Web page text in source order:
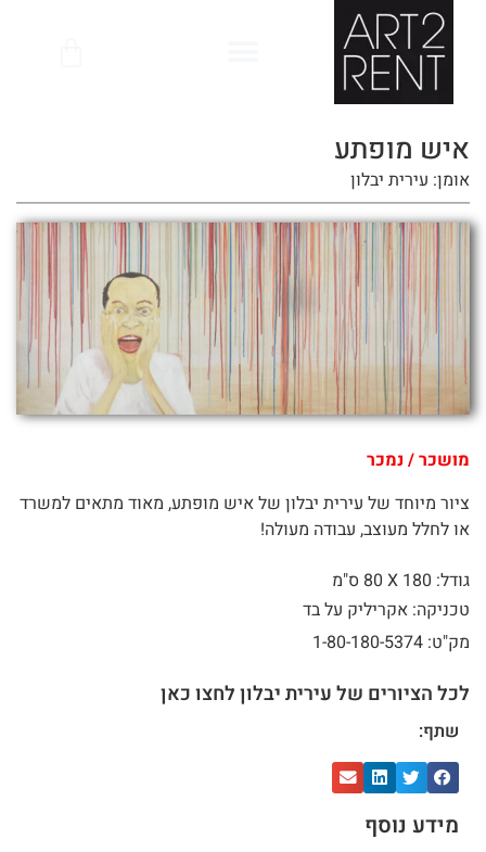
איש מופתע
אומן: עירית יבלון
מושכר / נמכר
ציור מיוחד של עירית יבלון של איש מופתע, מאוד מתאים למשרד
או לחלל מעוצב, עבודה מעולה!
גודל: 180 X
80 ס"מ
טכניקה: אקריליק על בד
מק"ט: 1-80-180-5374
לכל הציורים של עירית יבלון לחצו כאן
שתף:
מידע נוסף